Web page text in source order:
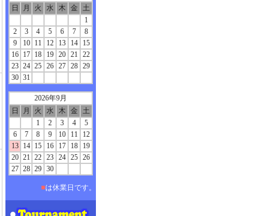
日
月 火 水 木 金
土
1
2
3 4 5 6 7
8
9
10 11 12 13 14
15
16
17 18 19 20 21
22
23 24 25 26 27 28 29
30 31
2026年9月
日
月 火 水 木 金
土
1
2 3 4
5
6
7 8 9 10 11
12
13
14 15 16 17 18
19
20 21 22 23 24 25 26
27 28 29 30
■は休業日です。